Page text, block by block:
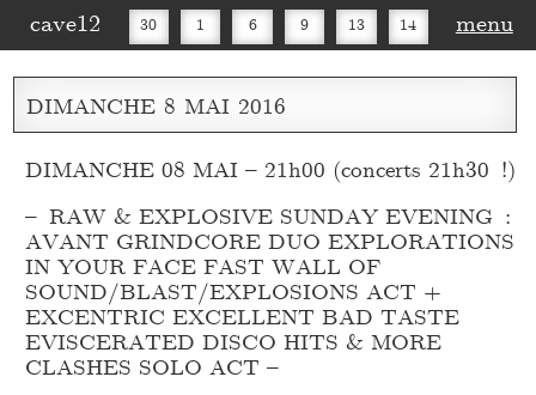
cave12 30 1 6 9 13 14
16 20 27 30
menu
DIMANCHE 8 MAI 2016
DIMANCHE 08 MAI – 21h00 (concerts 21h30 !)
– RAW & EXPLOSIVE SUNDAY EVENING :
AVANT GRINDCORE DUO EXPLORATIONS
IN YOUR FACE FAST WALL OF
SOUND/BLAST/EXPLOSIONS ACT +
EXCENTRIC EXCELLENT BAD TASTE
EVISCERATED DISCO HITS & MORE
CLASHES SOLO ACT –